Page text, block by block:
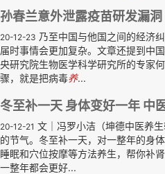
孙春兰意外泄露疫苗研发漏洞
20-12-23 乃至中国与他国之间的经济
届时事情会更加复杂。文章还提到中
央研究院生物医学科学研究所的专家
骤，就是把病毒养...
冬至补一天 身体变好一年 中
20-12-21 文｜冯罗小洁（坤德中医养
的节气。冬至补一天，对一整年的身
睡眠和穴位按摩等方法养生，帮你补肾
一整年都会更好...